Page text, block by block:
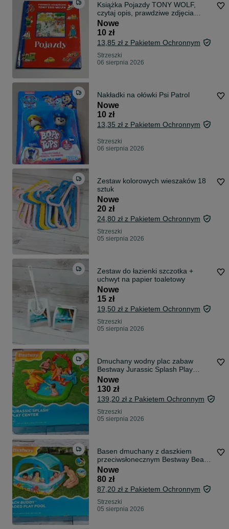
Książka Pojazdy TONY WOLF,
czytaj opis, prawdziwe zdjęcia
książki
Nowe
10 zł
13,85 zł z Pakietem Ochronnym
Strzeszki
06 sierpnia 2026
Nakładki na ołówki Psi Patrol
Nowe
10 zł
13,35 zł z Pakietem Ochronnym
Strzeszki
06 sierpnia 2026
Zestaw kolorowych wieszaków 18
sztuk
Nowe
20 zł
24,80 zł z Pakietem Ochronnym
Strzeszki
05 sierpnia 2026
Zestaw do łazienki szczotka +
uchwyt na papier toaletowy
Nowe
15 zł
19,50 zł z Pakietem Ochronnym
Strzeszki
05 sierpnia 2026
Dmuchany wodny plac zabaw
Bestway Jurassic Splash Play
Center 241 x 14
Nowe
130 zł
139,20 zł z Pakietem Ochronnym
Strzeszki
05 sierpnia 2026
Basen dmuchany z daszkiem
przeciwsłonecznym Bestway Beach
Buddy 140 x
Nowe
80 zł
87,20 zł z Pakietem Ochronnym
Strzeszki
05 sierpnia 2026